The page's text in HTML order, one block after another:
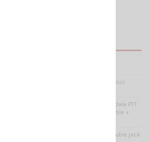
Contour d'oreille en caoutchouc
Micro-oreillette CRT avec pédale PTT
équipée d'une pince attachable +
Connectique CRT type K - double jack